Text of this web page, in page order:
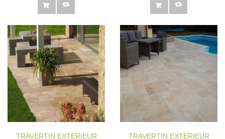
TRAVERTIN EXTERIEUR TRAVERTIN EXTERIEUR